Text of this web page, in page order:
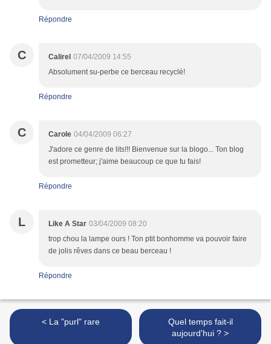
Répondre
C Calirel 07/04/2009 14:55
Absolument su-perbe ce berceau recyclé!
Répondre
C Carole 04/04/2009 06:27
J'adore ce genre de lits!!! Bienvenue sur la blogo... Ton blog
est prometteur; j'aime beaucoup ce que tu fais!
Répondre
L Like A Star 03/04/2009 08:20
trop chou la lampe ours ! Ton ptit bonhomme va pouvoir faire
de jolis rêves dans ce beau berceau !
Répondre
< La "purl" rare
Quel temps fait-il
aujourd'hui ? >